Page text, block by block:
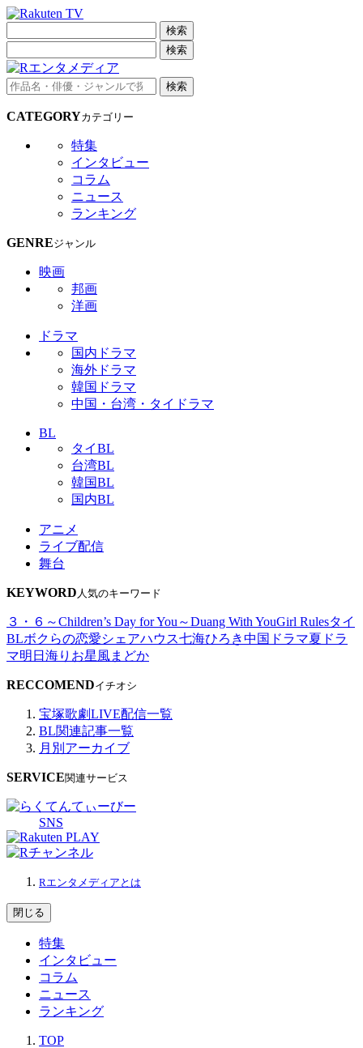
検索
検索
検索
CATEGORYカテゴリー
特集
インタビュー
コラム
ニュース
ランキング
GENREジャンル
映画
邦画
洋画
ドラマ
国内ドラマ
海外ドラマ
韓国ドラマ
中国・台湾・タイドラマ
BL
タイBL
台湾BL
韓国BL
国内BL
アニメ
ライブ配信
舞台
KEYWORD 人気のキーワード
３・６～Children’s Day for You～Duang With YouGirl Rulesタイ
BLボクらの恋愛シェアハウス七海ひろき中国ドラマ夏ドラ
マ明日海りお星風まどか
RECCOMENDイチオシ
宝塚歌劇LIVE配信一覧
BL関連記事一覧
月別アーカイブ
SERVICE関連サービス
SNS
Rエンタメディアとは
閉じる
特集
インタビュー
コラム
ニュース
ランキング
TOP